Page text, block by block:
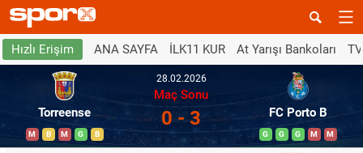
Hızlı Erişim ANA SAYFA İLK11 KUR At Yarışı Bankoları
Torreense
M B M G B
28.02.2026
Maç Sonu
0 - 3 FC Porto B
G G G M M